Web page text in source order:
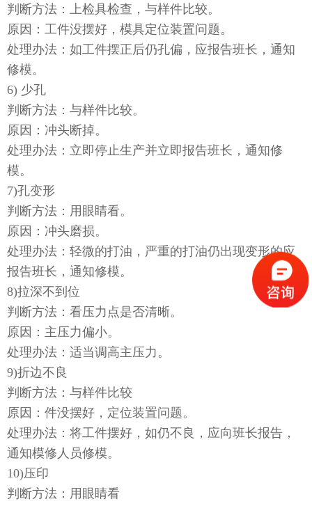
判断方法：上检具检查，与样件比较。
原因：工件没摆好，模具定位装置问题。
处理办法：如工件摆正后仍孔偏，应报告班长，通知
修模。
6) 少孔
判断方法：与样件比较。
原因：冲头断掉。
处理办法：立即停止生产并立即报告班长，通知修
模。
7)孔变形
判断方法：用眼睛看。
原因：冲头磨损。
处理办法：轻微的打油，严重的打油仍出现变形的应
报告班长，通知修模。
8)拉深不到位
判断方法：看压力点是否清晰。
原因：主压力偏小。
处理办法：适当调高主压力。
9)折边不良
判断方法：与样件比较
原因：件没摆好，定位装置问题。
处理办法：将工件摆好，如仍不良，应向班长报告，
通知模修人员修模。
10)压印
判断方法：用眼睛看